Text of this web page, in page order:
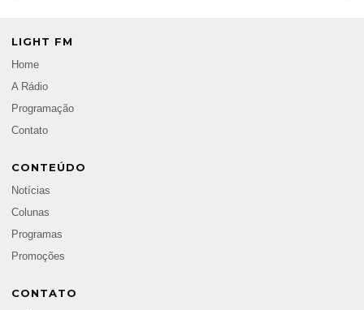
LIGHT FM
Home
A Rádio
Programação
Contato
CONTEÚDO
Notícias
Colunas
Programas
Promoções
CONTATO